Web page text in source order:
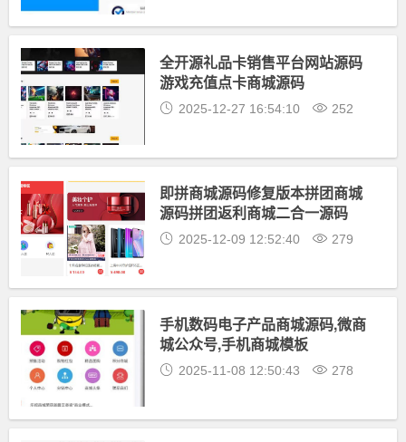
全开源礼品卡销售平台网站源码
游戏充值点卡商城源码
2025-12-27 16:54:10 252
即拼商城源码修复版本拼团商城
源码拼团返利商城二合一源码
2025-12-09 12:52:40 279
手机数码电子产品商城源码,微商
城公众号,手机商城模板
2025-11-08 12:50:43 278